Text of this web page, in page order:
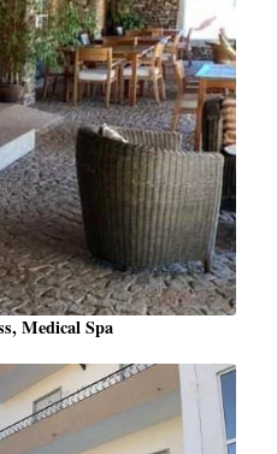
Medical Spa